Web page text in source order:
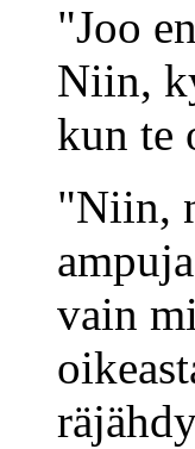
"Joo
Niin,
kun te
"Niin,
vain